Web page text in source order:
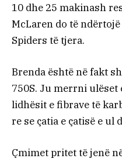
10 dhe 25 makinash
McLaren do të
Spiders të tjera.
Brenda është në fakt
750S. Ju merrni ulëset
lidhësit e fibrave të
re se çatia e çatisë e ul
Çmimet pritet të jenë